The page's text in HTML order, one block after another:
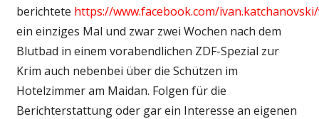
berichtete https://www.facebook.com/
ein einziges Mal und zwar zwei Wochen nach dem
Blutbad in einem vorabendlichen ZDF-Spezial zur
Krim auch nebenbei über die Schützen im
Hotelzimmer am Maidan. Folgen für die
Berichterstattung oder gar ein Interesse an eigenen